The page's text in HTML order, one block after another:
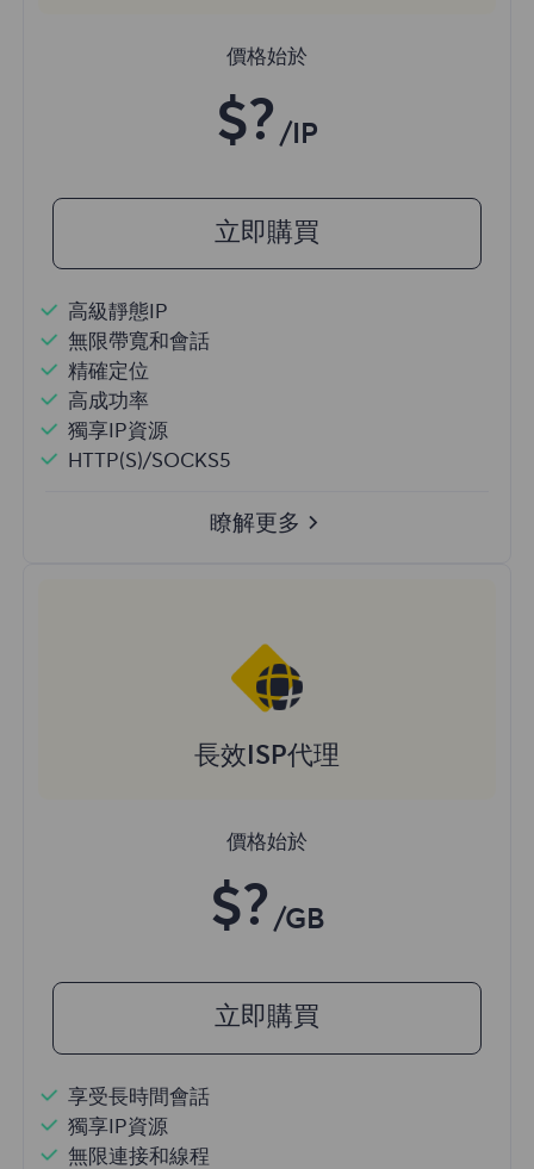
價格始於
$? /IP
立即購買
高級靜態IP
無限帶寬和會話
精確定位
高成功率
獨享IP資源
HTTP(S)/SOCKS5
瞭解更多
長效ISP代理
價格始於
$? /GB
立即購買
享受長時間會話
獨享IP資源
無限連接和線程